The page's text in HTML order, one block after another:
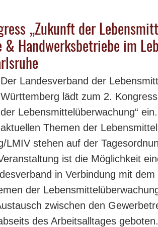
„Zukunft der
& Handwerksbetriebe im
Der Landesverband der
Württemberg lädt zum 2.
der Lebensmittelüberwachung“
aktuellen Themen der
LMIV stehen auf der
ist die Möglichkeit
in Verbindung mit
der
zwischen den
des Arbeitsalltages